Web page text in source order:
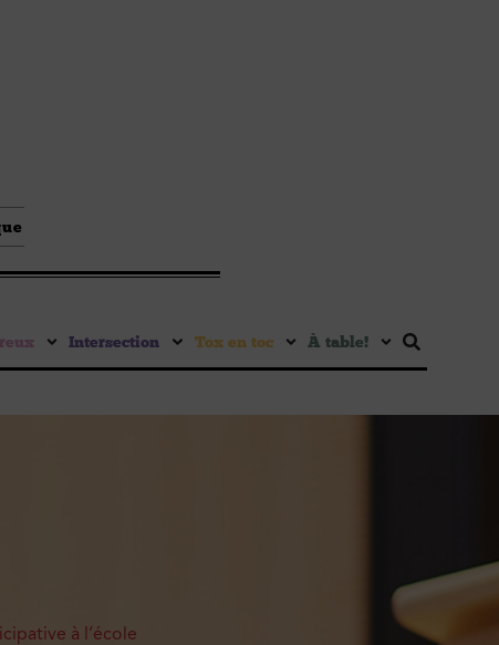
Intersection Tox en toc À table !
à l’école